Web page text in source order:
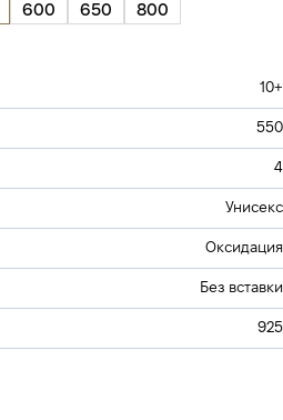
600 650
800
10+
550
4
Унисекс
Оксидация
Без вставки
925